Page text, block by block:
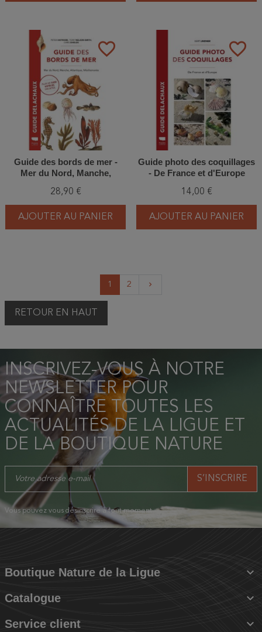
favorite_border
Guide des bords de mer -
Mer du Nord, Manche,
28,90 €
AJOUTER AU PANIER
favorite_border
Guide photo des coquillages
- De France et d'Europe
14,00 €
AJOUTER AU PANIER
1 2 keyboard_arrow_right
RETOUR EN HAUT
INSCRIVEZ-VOUS À NOTRE
NEWSLETTER POUR
CONNAÎTRE TOUTES LES
ACTUALITÉS DE LA LIGUE ET
DE LA BOUTIQUE NATURE
Vous pouvez vous désinscrire à tout moment.
Boutique Nature de la Ligue 
Catalogue 
Service client 